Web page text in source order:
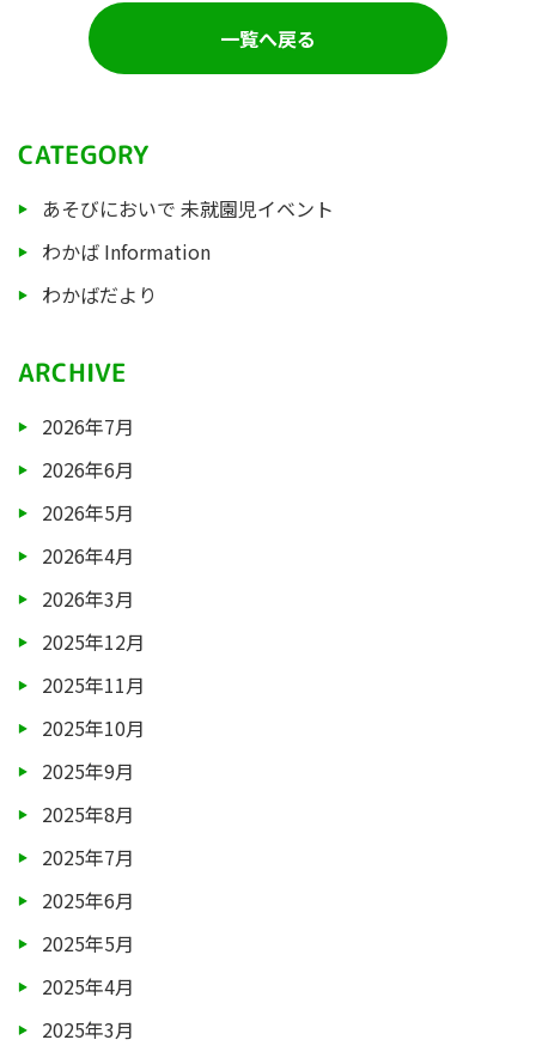
一覧へ戻る
CATEGORY
あそびにおいで 未就園児イベント
わかば Information
わかばだより
ARCHIVE
2026年7月
2026年6月
2026年5月
2026年4月
2026年3月
2025年12月
2025年11月
2025年10月
2025年9月
2025年8月
2025年7月
2025年6月
2025年5月
2025年4月
2025年3月